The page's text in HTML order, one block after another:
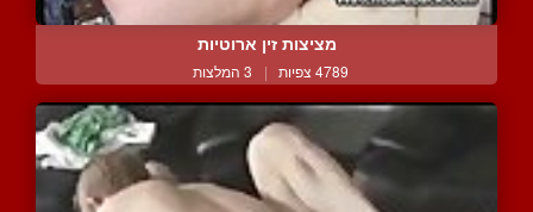
מציצות זין ארוטיות
4789 צפיות | 3 המלצות